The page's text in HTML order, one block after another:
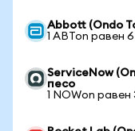
Abbott (Ondo
1 ABTon равен
ServiceNow
песо
1 NOWon